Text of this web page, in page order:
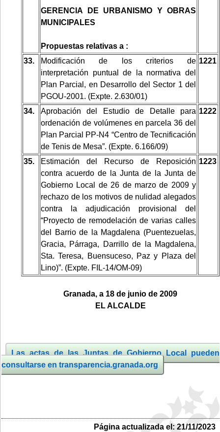
GERENCIA DE URBANISMO Y OBRAS
MUNICIPALES
Propuestas relativas a :
33.
Modificación de los criterios de
interpretación puntual de la normativa del
Plan Parcial, en Desarrollo del Sector 1 del
PGOU-2001. (Expte. 2.630/01)
1221
34.
Aprobación del Estudio de Detalle para
ordenación de volúmenes en parcela 36 del
Plan Parcial PP-N4 “Centro de Tecnificación
de Tenis de Mesa”. (Expte. 6.166/09)
1222
35.
Estimación del Recurso de Reposición
contra acuerdo de la Junta de la Junta de
Gobierno Local de 26 de marzo de 2009 y
rechazo de los motivos de nulidad alegados
contra la adjudicación provisional del
“Proyecto de remodelación de varias calles
del Barrio de la Magdalena (Puentezuelas,
Gracia, Párraga, Darrillo de la Magdalena,
Sta. Teresa, Buensuceso, Paz y Plaza del
Lino)”. (Expte. FIL-14/OM-09)
1223
Granada, a 18 de junio de 2009
EL ALCALDE
Las actas de las Juntas de Gobierno Local pueden
consultarse en transparencia.granada.org
Página actualizada el: 21/11/2023